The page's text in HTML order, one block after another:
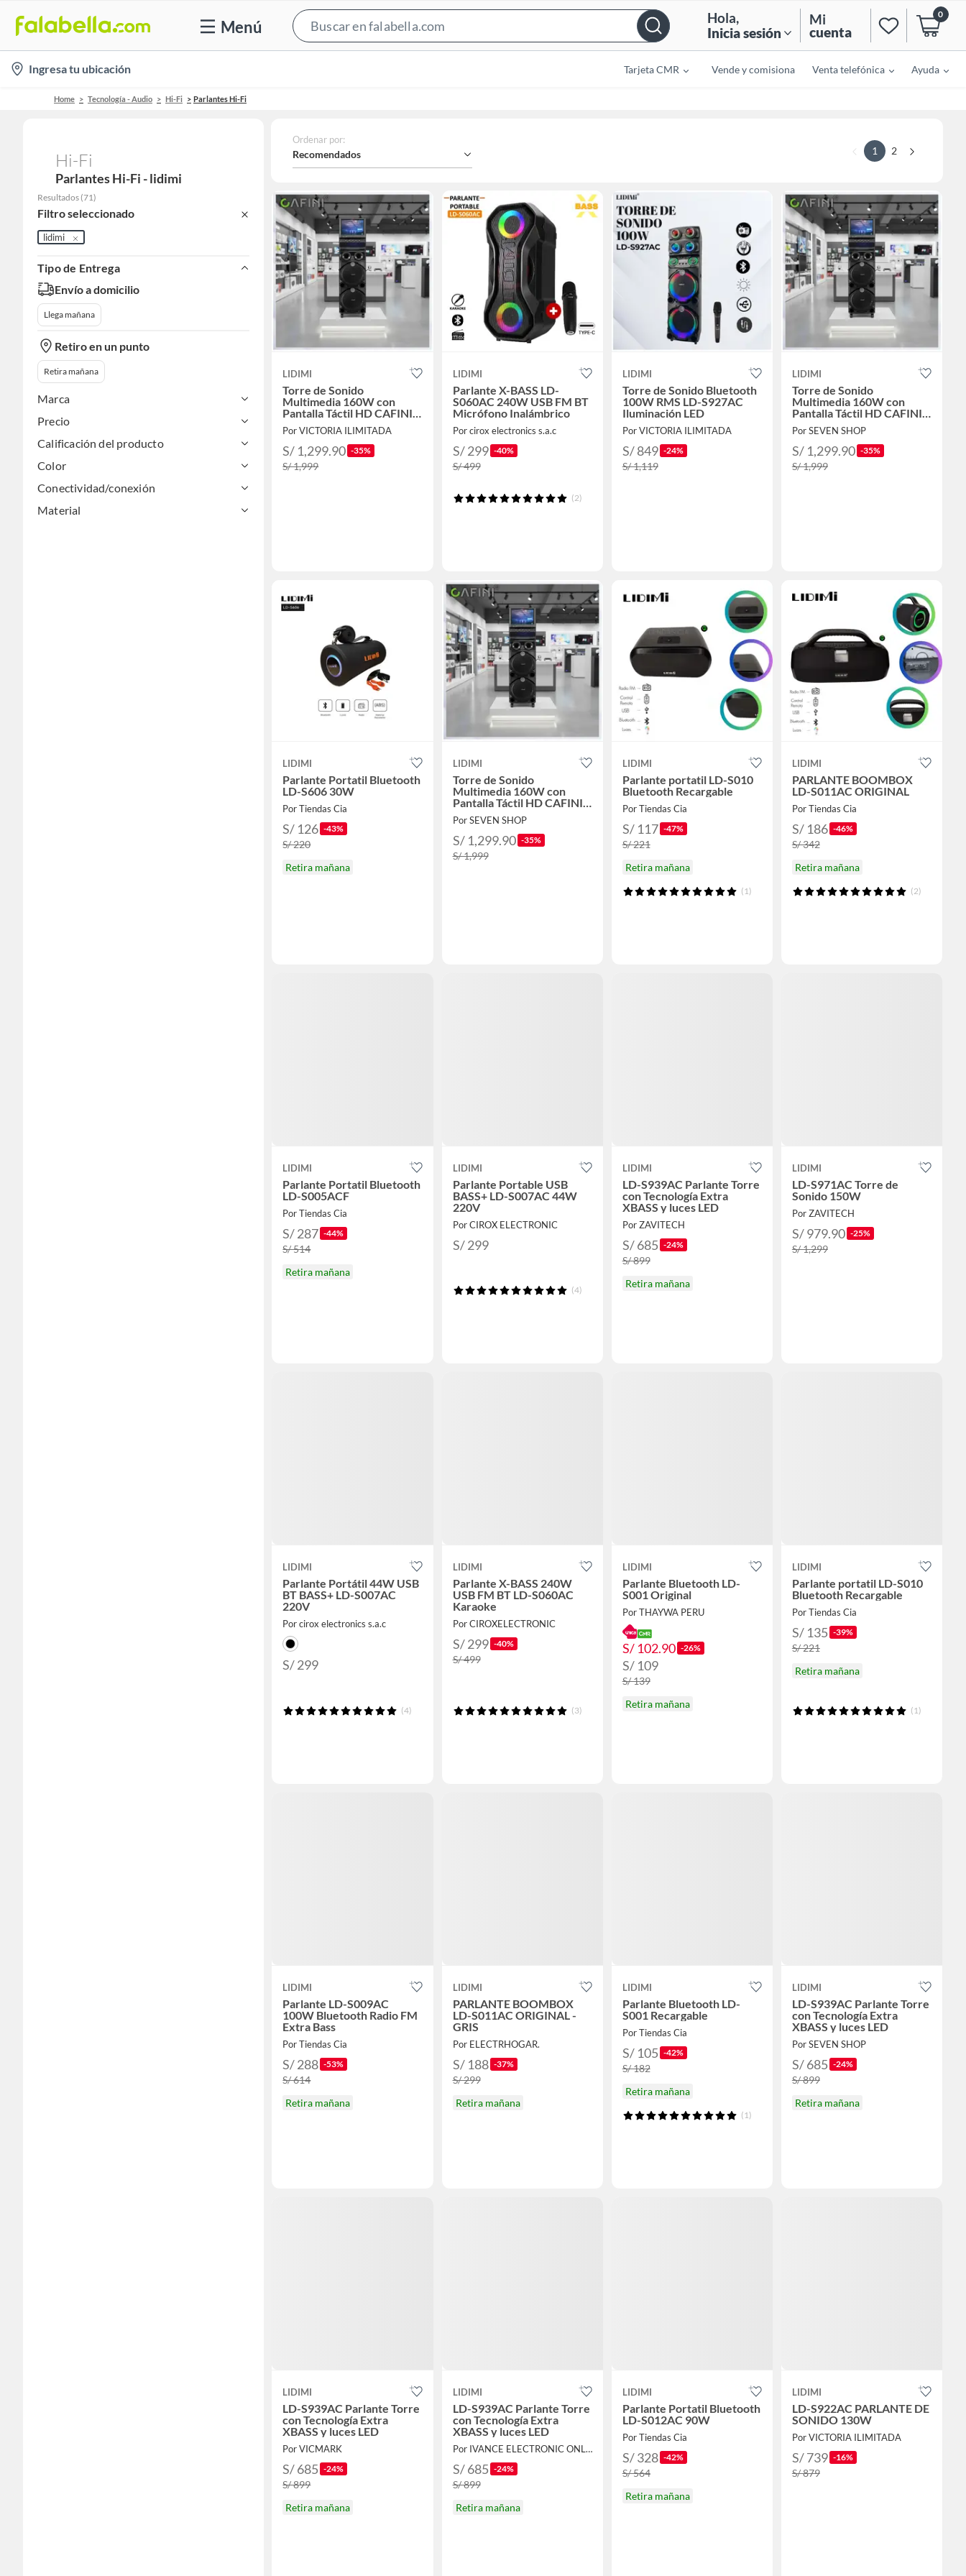
Menú
Bar
Hola,
Inicia sesión
Mi
cuenta
0
location-
icon
Ingresa tu ubicación Tarjeta CMR Vende y comisiona Venta telefónica Ayuda
Home Tecnología - Audio Hi-Fi Parlantes Hi-Fi
Hi-Fi
Parlantes Hi-Fi - lidimi
Resultados (71)
Filtro seleccionado
lidimi
Tipo de Entrega
Envío a domicilio
Llega mañana
Retiro en un punto
Retira mañana
Marca
Precio
Calificación del producto
Color
Conectividad/conexión
Material
Ordenar por:
Recomendados 1 2
LIDIMI
Torre de Sonido
Multimedia 160W con
Pantalla Táctil HD CAFINI
C-S992P Android Wi-Fi y
Bluetooth
Por VICTORIA ILIMITADA
S/ 1,299.90 -35%
S/ 1,999
LIDIMI
Parlante X-BASS LD-
S060AC 240W USB FM BT
Micrófono Inalámbrico
Por cirox electronics s.a.c
S/ 299 -40%
S/ 499
(2)
LIDIMI
Torre de Sonido Bluetooth
100W RMS LD-S927AC
Iluminación LED
Por VICTORIA ILIMITADA
S/ 849 -24%
S/ 1,119
LIDIMI
Torre de Sonido
Multimedia 160W con
Pantalla Táctil HD CAFINI
C-S992P Android Wi-Fi y
Bluetooth
Por SEVEN SHOP
S/ 1,299.90 -35%
S/ 1,999
LIDIMI
Parlante Portatil Bluetooth
LD-S606 30W
Por Tiendas Cia
S/ 126 -43%
S/ 220
Retira mañana
LIDIMI
Torre de Sonido
Multimedia 160W con
Pantalla Táctil HD CAFINI
C-S992P Android Wi-Fi y
Bluetooth
Por SEVEN SHOP
S/ 1,299.90 -35%
S/ 1,999
LIDIMI
Parlante portatil LD-S010
Bluetooth Recargable
Por Tiendas Cia
S/ 117 -47%
S/ 221
Retira mañana
(1)
LIDIMI
PARLANTE BOOMBOX
LD-S011AC ORIGINAL
Por Tiendas Cia
S/ 186 -46%
S/ 342
Retira mañana
(2)
LIDIMI
Parlante Portatil Bluetooth
LD-S005ACF
Por Tiendas Cia
S/ 287 -44%
S/ 514
Retira mañana
LIDIMI
Parlante Portable USB
BASS+ LD-S007AC 44W
220V
Por CIROX ELECTRONIC
S/ 299
(4)
LIDIMI
LD-S939AC Parlante Torre
con Tecnología Extra
XBASS y luces LED
Por ZAVITECH
S/ 685 -24%
S/ 899
Retira mañana
LIDIMI
LD-S971AC Torre de
Sonido 150W
Por ZAVITECH
S/ 979.90 -25%
S/ 1,299
LIDIMI
Parlante Portátil 44W USB
BT BASS+ LD-S007AC
220V
Por cirox electronics s.a.c
S/ 299
(4)
LIDIMI
Parlante X-BASS 240W
USB FM BT LD-S060AC
Karaoke
Por CIROXELECTRONIC
S/ 299 -40%
S/ 499
(3)
LIDIMI
Parlante Bluetooth LD-
S001 Original
Por THAYWA PERU
S/ 102.90 -26%
S/ 109
S/ 139
Retira mañana
LIDIMI
Parlante portatil LD-S010
Bluetooth Recargable
Por Tiendas Cia
S/ 135 -39%
S/ 221
Retira mañana
(1)
LIDIMI
Parlante LD-S009AC
100W Bluetooth Radio FM
Extra Bass
Por Tiendas Cia
S/ 288 -53%
S/ 614
Retira mañana
LIDIMI
PARLANTE BOOMBOX
LD-S011AC ORIGINAL -
GRIS
Por ELECTRHOGAR.
S/ 188 -37%
S/ 299
Retira mañana
LIDIMI
Parlante Bluetooth LD-
S001 Recargable
Por Tiendas Cia
S/ 105 -42%
S/ 182
Retira mañana
(1)
LIDIMI
LD-S939AC Parlante Torre
con Tecnología Extra
XBASS y luces LED
Por SEVEN SHOP
S/ 685 -24%
S/ 899
Retira mañana
LIDIMI
LD-S939AC Parlante Torre
con Tecnología Extra
XBASS y luces LED
Por VICMARK
S/ 685 -24%
S/ 899
Retira mañana
LIDIMI
LD-S939AC Parlante Torre
con Tecnología Extra
XBASS y luces LED
Por IVANCE ELECTRONIC ONLINE
S/ 685 -24%
S/ 899
Retira mañana
LIDIMI
Parlante Portatil Bluetooth
LD-S012AC 90W
Por Tiendas Cia
S/ 328 -42%
S/ 564
Retira mañana
LIDIMI
LD-S922AC PARLANTE DE
SONIDO 130W
Por VICTORIA ILIMITADA
S/ 739 -16%
S/ 879